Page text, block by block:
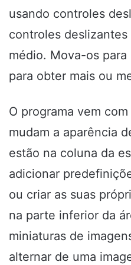
usando controles
controles
médio. Mova-os
para obter mais ou
O programa vem
mudam a aparência
estão na coluna da
adicionar
ou criar as suas
na parte inferior da
miniaturas de
alternar de uma